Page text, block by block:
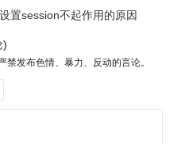
置session不起作用的原因
)
发布色情、暴力、反动的言论。